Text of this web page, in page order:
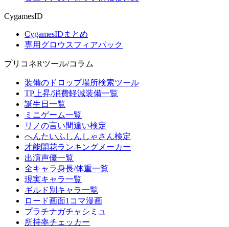
CygamesID
CygamesIDまとめ
専用グロウスフィアパック
プリコネRツール/コラム
装備のドロップ場所検索ツール
TP上昇/消費軽減装備一覧
誕生日一覧
ミニゲーム一覧
リノの言い間違い検定
へんたいふしんしゃさん検定
才能開花ランキングメーカー
出演声優一覧
全キャラ身長/体重一覧
現実キャラ一覧
ギルド別キャラ一覧
ロード画面1コマ漫画
プラチナガチャシミュ
所持率チェッカー